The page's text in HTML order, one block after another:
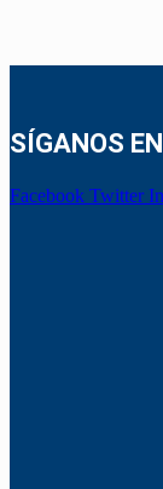
SÍGANOS
Facebook Twitter